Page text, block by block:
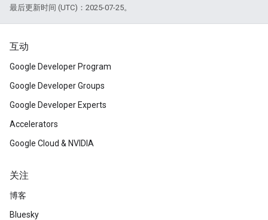
最后更新时间 (UTC)：2025-07-25。
互动
Google Developer Program
Google Developer Groups
Google Developer Experts
Accelerators
Google Cloud & NVIDIA
关注
博客
Bluesky